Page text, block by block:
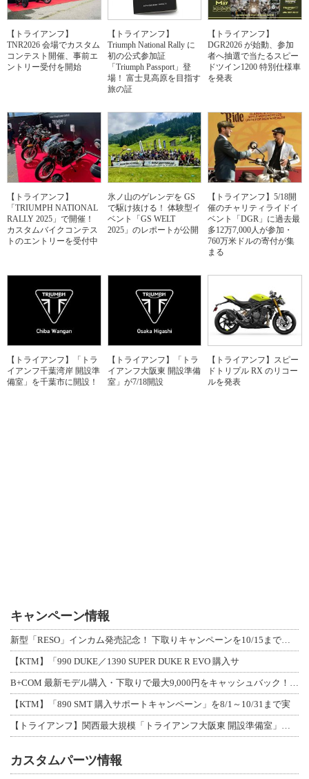
【トライアンフ】
TNR2026 会場でカスタム
コンテスト開催、事前エ
ントリー受付を開始
【トライアンフ】
Triumph National Rally に
初の公式参加証
「Triumph Passport」登
場！ 富士見高原を目指す
旅の証
【トライアンフ】
DGR2026 が始動、参加
者へ抽選で当たるスピー
ドツイン1200 特別仕様車
を発表
【トライアンフ】
「TRIUMPH NATIONAL
RALLY 2025」で開催！
カスタムバイクコンテス
トのエントリーを受付中
氷ノ山のゲレンデを GS
で駆け抜ける！ 体験型イ
ベント「GS WELT
2025」のレポートが公開
【トライアンフ】5/18開
催のチャリティライドイ
ベント「DGR」に過去最
多12万7,000人が参加・
760万米ドルの寄付が集
まる
【トライアンフ】「トラ
イアンフ千葉湾岸 開設準
備室」を千葉市に開設！
【トライアンフ】「トラ
イアンフ大阪東 開設準備
室」が7/18開設
【トライアンフ】スピー
ドトリプル RX のリコー
ルを発表
キャンペーン情報
新型「RESO」インカム発売記念！ 下取りキャンペーンを10/15まで延長して開
【KTM】「990 DUKE／1390 SUPER DUKE R EVO 購入サ
B+COM 最新モデル購入・下取りで最大9,000円をキャッシュバック！「B+F
【KTM】「890 SMT 購入サポートキャンペーン」を8/1～10/31まで実
【トライアンフ】関西最大規模「トライアンフ大阪東 開設準備室」がオープン！ 限定
カスタムパーツ情報